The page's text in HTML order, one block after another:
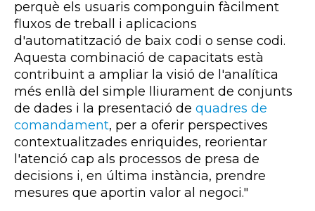
perquè els usuaris componguin fàcilment
fluxos de treball i aplicacions
d'automatització de baix codi o sense codi.
Aquesta combinació de capacitats està
contribuint a ampliar la visió de l'analítica
més enllà del simple lliurament de conjunts
de dades i la presentació de quadres de
comandament, per a oferir perspectives
contextualitzades enriquides, reorientar
l'atenció cap als processos de presa de
decisions i, en última instància, prendre
mesures que aportin valor al negoci."